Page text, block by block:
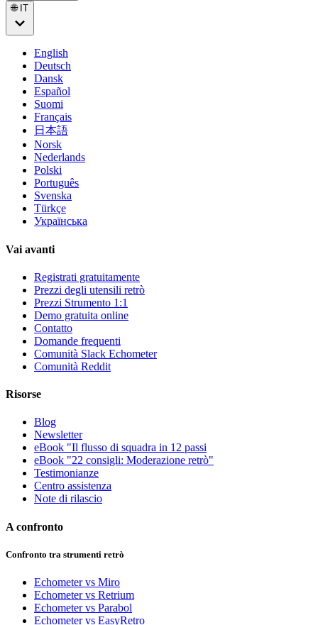
🌐 IT
English
Deutsch
Dansk
Español
Suomi
Français
日本語
Norsk
Nederlands
Polski
Português
Svenska
Türkçe
Українська
Vai avanti
Registrati gratuitamente
Prezzi degli utensili retrò
Prezzi Strumento 1:1
Demo gratuita online
Contatto
Domande frequenti
Comunità Slack Echometer
Comunità Reddit
Risorse
Blog
Newsletter
eBook "Il flusso di squadra in 12 passi
eBook "22 consigli: Moderazione retrò"
Testimonianze
Centro assistenza
Note di rilascio
A confronto
Confronto tra strumenti retrò
Echometer vs Miro
Echometer vs Retrium
Echometer vs Parabol
Echometer vs EasyRetro